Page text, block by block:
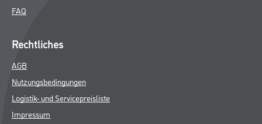
FAQ
Rechtliches
AGB
Nutzungsbedingungen
Logistik- und Servicepreisliste
Impressum